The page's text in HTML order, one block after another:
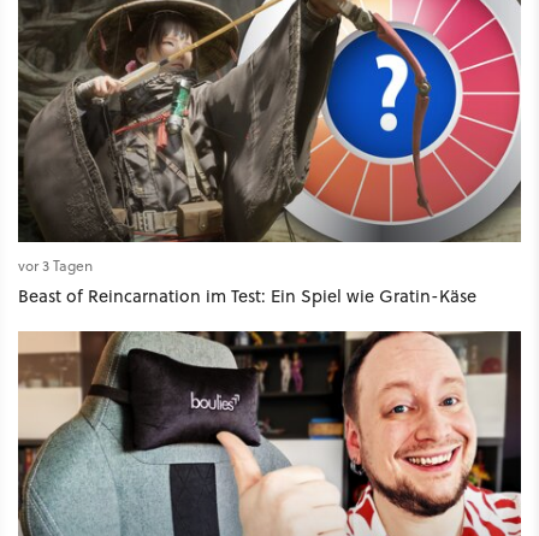
vor 3 Tagen
Beast of Reincarnation im Test: Ein Spiel wie Gratin-Käse